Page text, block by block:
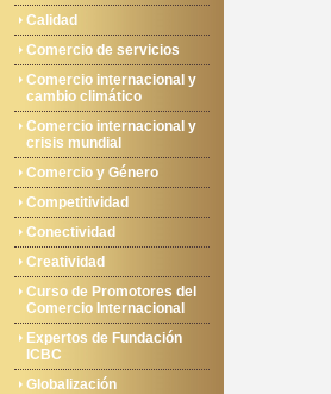
Calidad
Comercio de servicios
Comercio internacional y
cambio climático
Comercio internacional y
crisis mundial
Comercio y Género
Competitividad
Conectividad
Creatividad
Curso de Promotores del
Comercio Internacional
Expertos de Fundación
ICBC
Globalización